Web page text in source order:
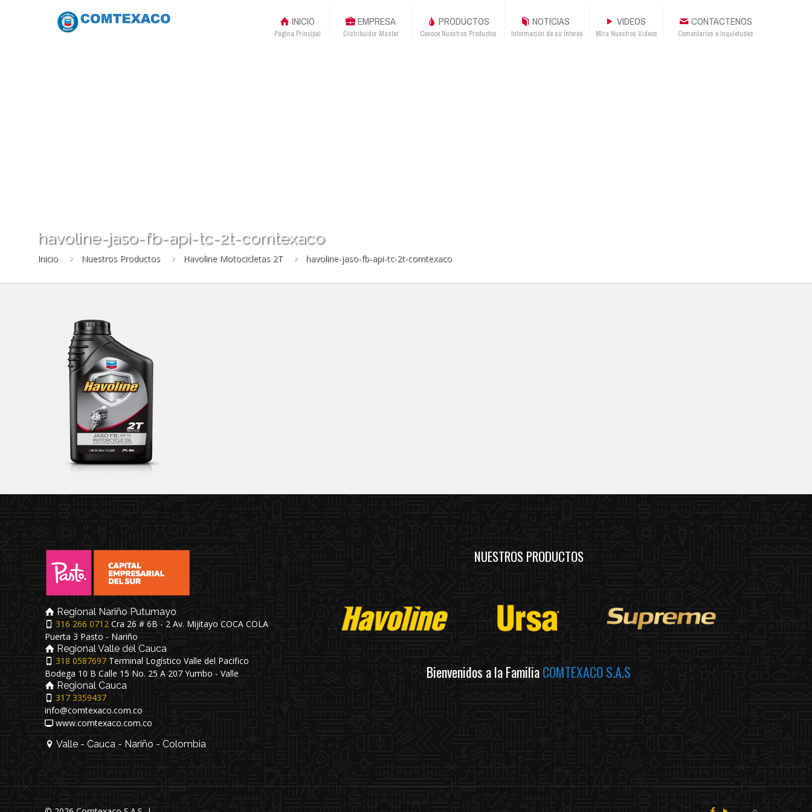
INICIO
Página Principal
EMPRESA
Distribuidor Master
PRODUCTOS
Conoce Nuestros Productos
NOTICIAS
Información de su Interés
VIDEOS
Mira Nuestros Videos
CONTACTENOS
Comentarios e Inquietudes
havoline-jaso-fb-api-tc-2t-comtexaco
Inicio Nuestros Productos Havoline Motocicletas 2T havoline-jaso-fb-api-tc-2t-comtexaco
Regional Nariño Putumayo
316 266 0712 Cra 26 # 6B - 2 Av. Mijitayo COCA COLA
Puerta 3 Pasto - Nariño
Regional Valle del Cauca
318 0587697 Terminal Logístico Valle del Pacifico
Bodega 10 B Calle 15 No. 25 A 207 Yumbo - Valle
Regional Cauca
317 3359437
info@comtexaco.com.co
www.comtexaco.com.co
Valle - Cauca - Nariño - Colombia
NUESTROS PRODUCTOS
Bienvenidos a la FamiliaCOMTEXACO S.A.S